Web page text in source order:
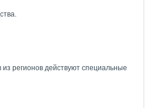
регионов действуют специальные